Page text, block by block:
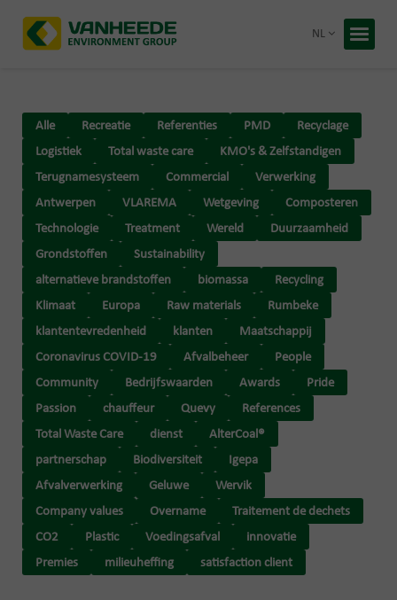
Onze
Terug
NL
Alle Recreatie Referenties PMD
Recyclage
Logistiek
Total waste care
KMO's & Zelfstandigen
Terugnamesysteem
Commercial
Verwerking
Antwerpen
VLAREMA Wetgeving
Composteren
Technologie
Treatment Wereld
Duurzaamheid
Grondstoffen
Sustainability
alternatieve brandstoffen
biomassa
Recycling
Klimaat
Europa Raw materials
Rumbeke
klantentevredenheid
klanten
Maatschappij
Coronavirus COVID-19
Afvalbeheer
People
Community
Bedrijfswaarden Awards
Pride
Passion
chauffeur Quevy
References
Total Waste Care
dienst
AlterCoal®
partnerschap
Biodiversiteit
Igepa
Afvalverwerking
Geluwe
Wervik
Company values
Overname
Traitement de dechets
CO2
Plastic Voedingsafval
innovatie
Premies
milieuheffing satisfaction client